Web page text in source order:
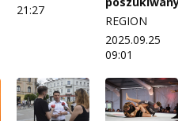
21:27
REGION
2025.09.25
09:01